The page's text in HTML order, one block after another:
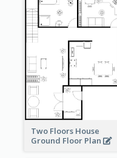
Two Floors House
Ground Floor Plan